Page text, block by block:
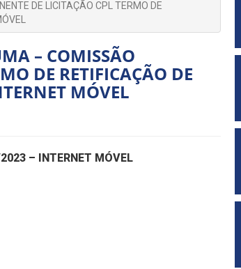
DE LICITAÇÃO CPL TERMO DE
– COMISSÃO
DE RETIFICAÇÃO DE
MÓVEL
– INTERNET MÓVEL